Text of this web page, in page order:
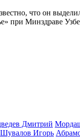
что он
при Минздраве
Дмитрий
Шувалов Игорь